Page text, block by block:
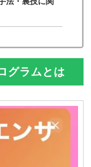
グラムとは